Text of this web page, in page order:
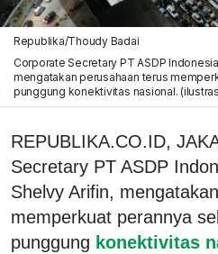
Republika/Thoudy Badai
Corporate Secretary PT ASDP
mengatakan perusahaan terus
punggung konektivitas nasional.
REPUBLIKA.CO.ID,
Secretary PT ASDP
Shelvy Arifin,
memperkuat perannya
punggung konektivitas